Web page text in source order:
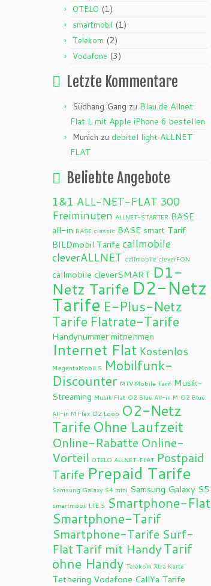
OTELO (1)
smartmobil (1)
Telekom (2)
Vodafone (3)
Letzte Kommentare
Südhang Gang zu Blau.de Allnet
Flat L mit Apple iPhone 6 bestellen
Munich zu debitel light ALLNET
FLAT
Beliebte Angebote
1&1 ALL-NET-FLAT 300
Freiminuten ALLNET-STARTER BASE
all-in BASE classic BASE smart Tarif
BILDmobil Tarife callmobile
cleverALLNET callmobile cleverFON
callmobile cleverSMART D1-
Netz Tarife D2-Netz
Tarife E-Plus-Netz
Tarife Flatrate-Tarife
Handynummer mitnehmen
Internet Flat Kostenlos
MagentaMobil S Mobilfunk-
Discounter MTV Mobile Tarif Musik-
Streaming Musik Flat O2 Blue All-in M O2 Blue
All-in M Flex O2 Loop O2-Netz
Tarife Ohne Laufzeit
Online-Rabatte Online-
Vorteil OTELO ALLNET-FLAT Postpaid
Tarife Prepaid Tarife
Samsung Galaxy S4 mini Samsung Galaxy S5
smartmobil LTE S Smartphone-Flat
Smartphone-Tarif
Smartphone-Tarife Surf-
FlatTarif mit HandyTarif
ohne Handy Telekom Xtra Karte
Tethering Vodafone CallYa Tarife